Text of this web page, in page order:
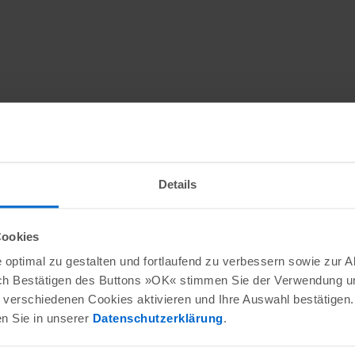
Details
zu gestalten und fortlaufend zu verbessern sowie zur
Bestätigen des Buttons »OK« stimmen Sie der Verwendung
Cookies aktivieren und Ihre Auswahl bestätigen.
Sie in unserer Datenschutzerklärung.